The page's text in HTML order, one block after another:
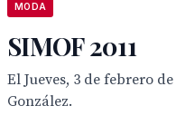
MODA
SIMOF 2011
El Jueves, 3 de febrero
González.